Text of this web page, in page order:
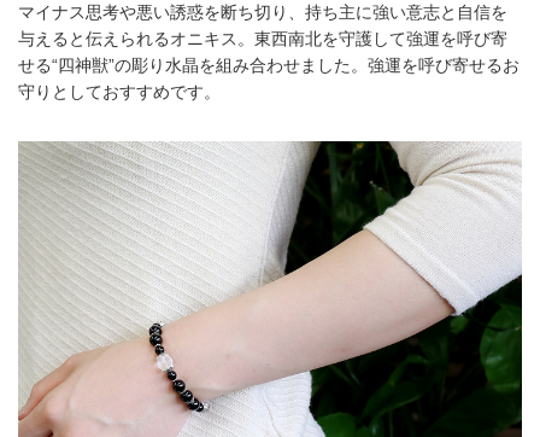
マイナス思考や悪い誘惑を断ち切り、持ち主に強い意志と自信を
与えると伝えられるオニキス。東西南北を守護して強運を呼び寄
せる“四神獣”の彫り水晶を組み合わせました。強運を呼び寄せるお
守りとしておすすめです。